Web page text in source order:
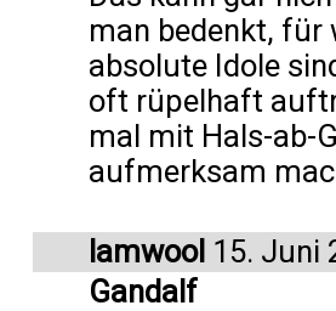
man bedenkt, für
absolute Idole
oft rüpelhaft
mal mit Hals-ab-
aufmerksam
lamwool 15. Juni
Gandalf